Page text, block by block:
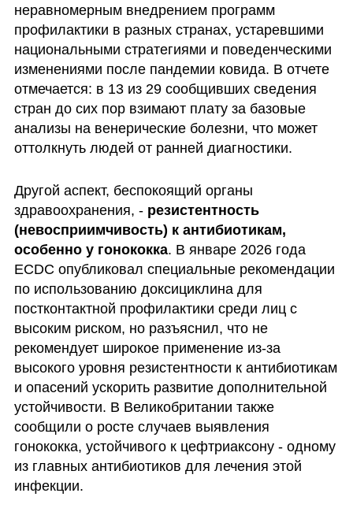
неравномерным внедрением программ
профилактики в разных странах, устаревшими
национальными стратегиями и поведенческими
изменениями после пандемии ковида. В отчете
отмечается: в 13 из 29 сообщивших сведения
стран до сих пор взимают плату за базовые
анализы на венерические болезни, что может
оттолкнуть людей от ранней диагностики.
Другой аспект, беспокоящий органы
здравоохранения, - резистентность
(невосприимчивость) к антибиотикам,
особенно у гонококка. В январе 2026 года
ECDC опубликовал специальные рекомендации
по использованию доксициклина для
постконтактной профилактики среди лиц с
высоким риском, но разъяснил, что не
рекомендует широкое применение из‑за
высокого уровня резистентности к антибиотикам
и опасений ускорить развитие дополнительной
устойчивости. В Великобритании также
сообщили о росте случаев выявления
гонококка, устойчивого к цефтриаксону - одному
из главных антибиотиков для лечения этой
инфекции.